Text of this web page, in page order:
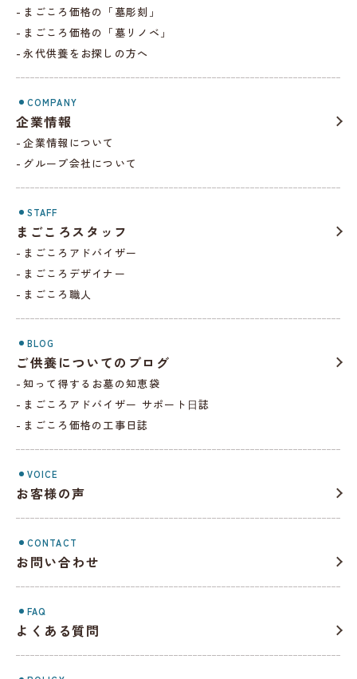
まごころ価格の「墓彫刻」
まごころ価格の「墓リノベ」
永代供養をお探しの方へ
COMPANY
企業情報
企業情報について
グループ会社について
STAFF
まごころスタッフ
まごころアドバイザー
まごころデザイナー
まごころ職人
BLOG
ご供養についてのブログ
知って得するお墓の知恵袋
まごころアドバイザー サポート⽇誌
まごころ価格の工事日誌
VOICE
お客様の声
CONTACT
お問い合わせ
FAQ
よくある質問